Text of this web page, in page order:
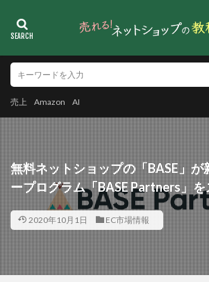
売上 Amazon AI
無料ネットショップの「BASE」が
ープログラム「BASE Partners」
2020年10月1日 EC市場情報